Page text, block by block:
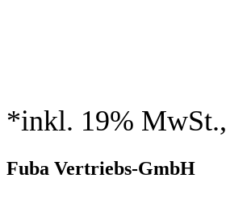
*inkl. 19% MwSt.,
Fuba Vertriebs-GmbH